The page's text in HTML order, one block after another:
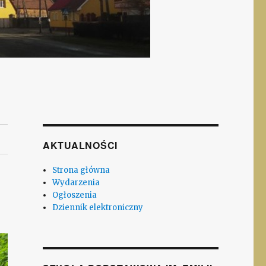
AKTUALNOŚCI
Strona główna
Wydarzenia
Ogłoszenia
Dziennik elektroniczny